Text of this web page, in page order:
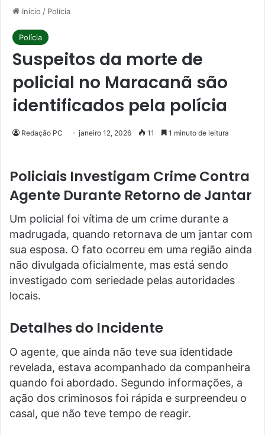
Início / Polícia
Polícia
Suspeitos da morte de
policial no Maracanã são
identificados pela polícia
Redação PC janeiro 12, 2026 11 1 minuto de leitura
Policiais Investigam Crime Contra
Agente Durante Retorno de Jantar
Um policial foi vítima de um crime durante a
madrugada, quando retornava de um jantar com
sua esposa. O fato ocorreu em uma região ainda
não divulgada oficialmente, mas está sendo
investigado com seriedade pelas autoridades
locais.
Detalhes do Incidente
O agente, que ainda não teve sua identidade
revelada, estava acompanhado da companheira
quando foi abordado. Segundo informações, a
ação dos criminosos foi rápida e surpreendeu o
casal, que não teve tempo de reagir.